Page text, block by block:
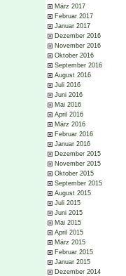
März 2017
Februar 2017
Januar 2017
Dezember 2016
November 2016
Oktober 2016
September 2016
August 2016
Juli 2016
Juni 2016
Mai 2016
April 2016
März 2016
Februar 2016
Januar 2016
Dezember 2015
November 2015
Oktober 2015
September 2015
August 2015
Juli 2015
Juni 2015
Mai 2015
April 2015
März 2015
Februar 2015
Januar 2015
Dezember 2014